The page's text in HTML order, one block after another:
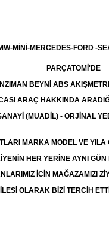
MİNİ-MERCEDES-FORD -
PARÇATOMİ'DE
BEYNİ ABS
ARAÇ HAKKINDA
(MUADİL) - ORJİNAL
MARKA MODEL VE YILA
HER YERİNE AYNI GÜN
İCİN MAĞAZAMIZI
OLARAK BİZİ TERCİH